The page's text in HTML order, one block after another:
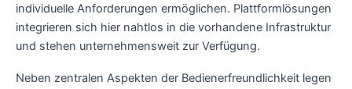
individuelle Anforderungen ermöglichen. Plattformlösungen
integrieren sich hier nahtlos in die vorhandene Infrastruktur
und stehen unternehmensweit zur Verfügung.
Neben zentralen Aspekten der Bedienerfreundlichkeit legen